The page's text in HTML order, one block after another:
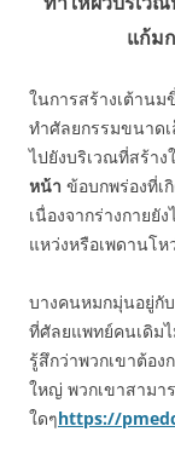
แก้ม
ในการสร้างเต้าน
ทำศัลยกรรมขนาด
ไปยังบริเวณที่สร้าง
หน้า ข้อบกพร่องที่เ
เนื่องจากร่างกายยั
แหว่งหรือเพดานโ
บางคนหมกมุ่นอยู่กั
ที่ศัลยแพทย์คนเดิม
รู้สึกว่าพวกเขาต้อ
ใหญ่ พวกเขาสามา
ใดๆhttps://